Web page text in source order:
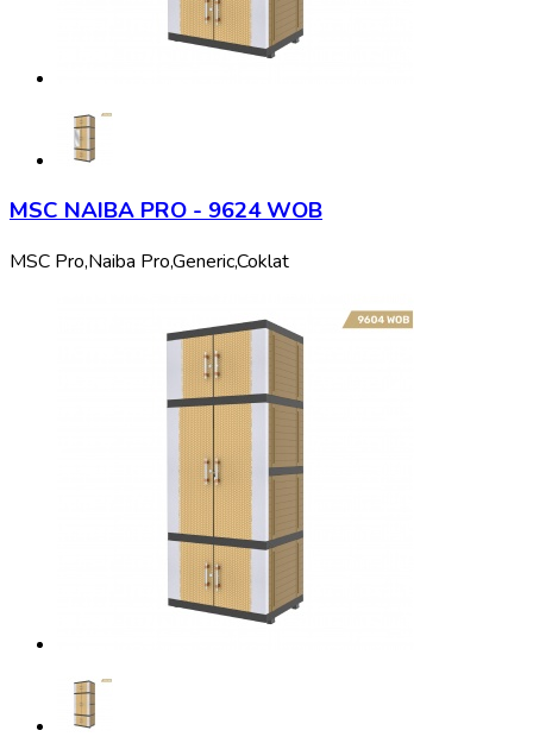
MSC NAIBA PRO - 9624 WOB
MSC Pro,Naiba Pro,Generic,Coklat